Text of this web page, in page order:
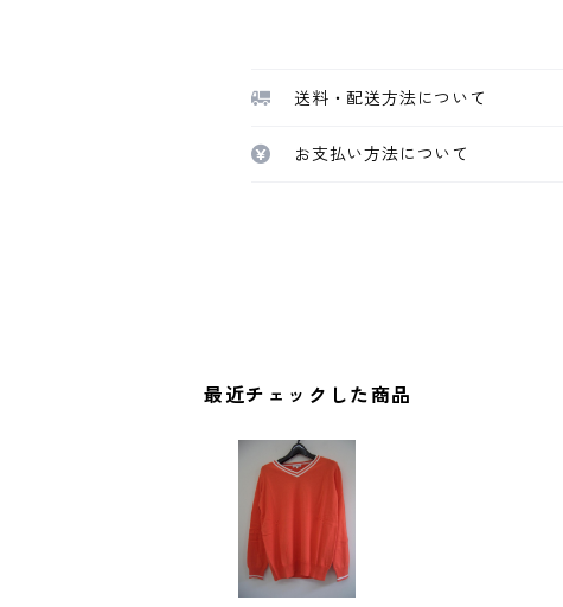
送料・配送方法について
お支払い方法について
最近チェックした商品